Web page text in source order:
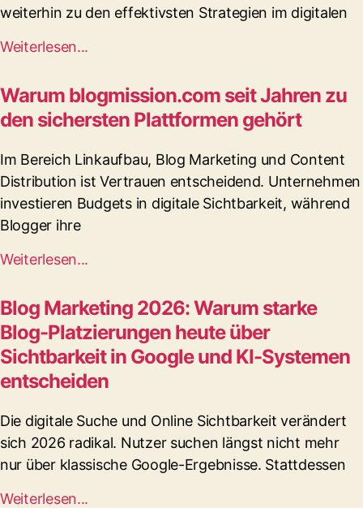
weiterhin zu den effektivsten Strategien im digitalen
Weiterlesen...
Warum blogmission.com seit Jahren zu
den sichersten Plattformen gehört
Im Bereich Linkaufbau, Blog Marketing und Content
Distribution ist Vertrauen entscheidend. Unternehmen
investieren Budgets in digitale Sichtbarkeit, während
Blogger ihre
Weiterlesen...
Blog Marketing 2026: Warum starke
Blog-Platzierungen heute über
Sichtbarkeit in Google und KI-Systemen
entscheiden
Die digitale Suche und Online Sichtbarkeit verändert
sich 2026 radikal. Nutzer suchen längst nicht mehr
nur über klassische Google-Ergebnisse. Stattdessen
Weiterlesen...